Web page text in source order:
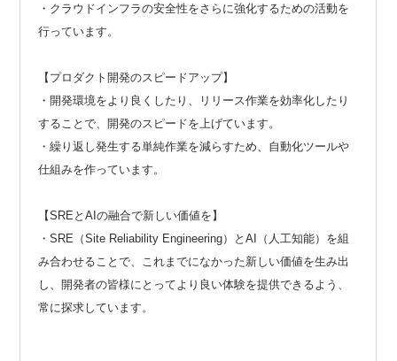
・クラウドインフラの安全性をさらに強化するための活動を
行っています。
【プロダクト開発のスピードアップ】
・開発環境をより良くしたり、リリース作業を効率化したり
することで、開発のスピードを上げています。
・繰り返し発生する単純作業を減らすため、自動化ツールや
仕組みを作っています。
【SREとAIの融合で新しい価値を】
・SRE（Site Reliability Engineering）とAI（人工知能）を組
み合わせることで、これまでになかった新しい価値を生み出
し、開発者の皆様にとってより良い体験を提供できるよう、
常に探求しています。